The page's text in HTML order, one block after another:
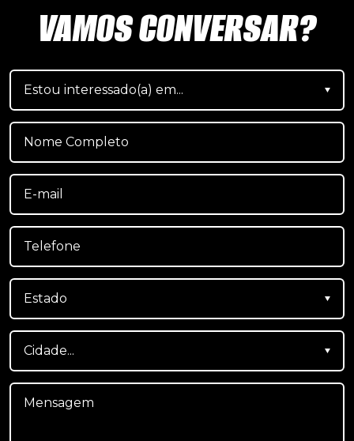
VAMOS CONVERSAR?